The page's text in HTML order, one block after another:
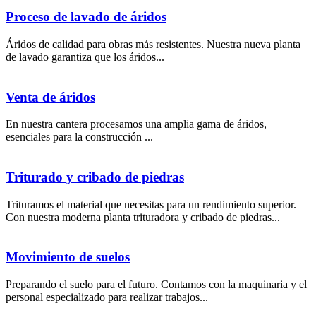
Proceso de lavado de áridos
Áridos de calidad para obras más resistentes. Nuestra nueva planta
de lavado garantiza que los áridos...
Venta de áridos
En nuestra cantera procesamos una amplia gama de áridos,
esenciales para la construcción ...
Triturado y cribado de piedras
Trituramos el material que necesitas para un rendimiento superior.
Con nuestra moderna planta trituradora y cribado de piedras...
Movimiento de suelos
Preparando el suelo para el futuro. Contamos con la maquinaria y el
personal especializado para realizar trabajos...